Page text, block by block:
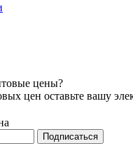
цены?
цен оставьте вашу